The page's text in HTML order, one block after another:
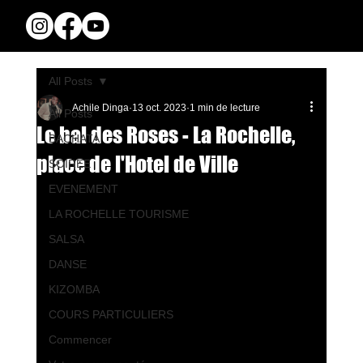
All Posts
BACHATA
SOIREE
EVENEMENT
LA ROCHELLE TOURISME
SALSA
DANSE
KIZOMBA
COURS PARTICULIERS
Commencer
All Posts
Le bal des Roses - La Rochelle,
place de l'Hotel de Ville
Achile Dinga 13 oct. 2023 1 min de lecture